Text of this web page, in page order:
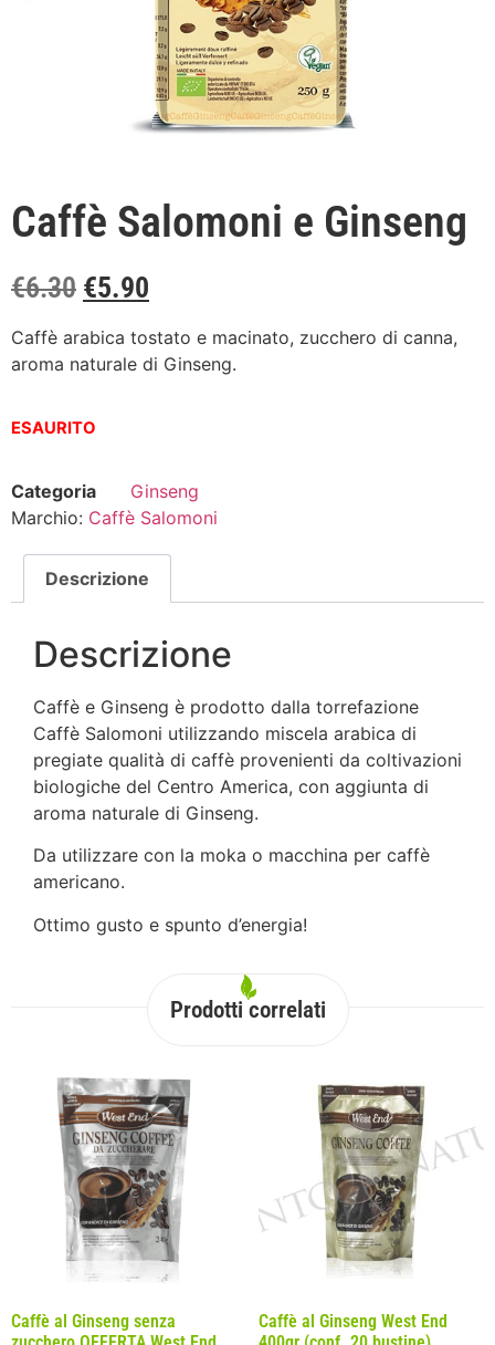
Caffè Salomoni e Ginseng
€6.30 €5.90
Caffè arabica tostato e macinato, zucchero di canna,
aroma naturale di Ginseng.
ESAURITO
Categoria
Ginseng
Marchio: Caffè Salomoni
Descrizione
Descrizione
Caffè e Ginseng è prodotto dalla torrefazione
Caffè Salomoni utilizzando miscela arabica di
pregiate qualità di caffè provenienti da coltivazioni
biologiche del Centro America, con aggiunta di
aroma naturale di Ginseng.
Da utilizzare con la moka o macchina per caffè
americano.
Ottimo gusto e spunto d’energia!
Prodotti correlati
Caffè al Ginseng senza
Caffè al Ginseng West End